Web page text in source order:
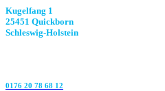
Kugelfang 1
25451 Quickborn
Schleswig-Holstein
0176 20 78 68 12